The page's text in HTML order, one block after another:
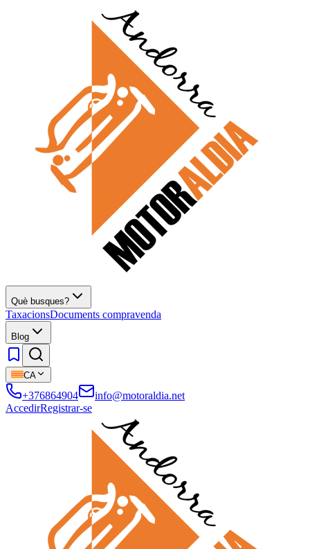
Què busques?
TaxacionsDocuments compravenda
Blog
CA
+376864904
info@motoraldia.net
AccedirRegistrar-se